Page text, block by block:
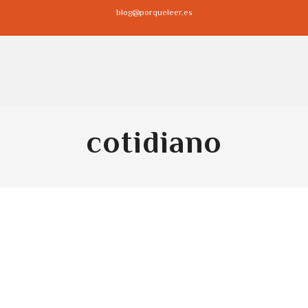
blog@porqueleer.es
cotidiano